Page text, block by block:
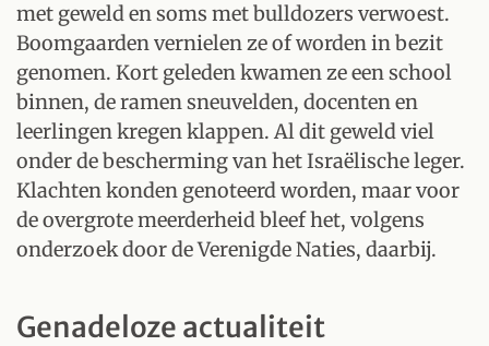
met geweld en soms met bulldozers verwoest.
Boomgaarden vernielen ze of worden in bezit
genomen. Kort geleden kwamen ze een school
binnen, de ramen sneuvelden, docenten en
leerlingen kregen klappen. Al dit geweld viel
onder de bescherming van het Israëlische leger.
Klachten konden genoteerd worden, maar voor
de overgrote meerderheid bleef het, volgens
onderzoek door de Verenigde Naties, daarbij.
Genadeloze actualiteit